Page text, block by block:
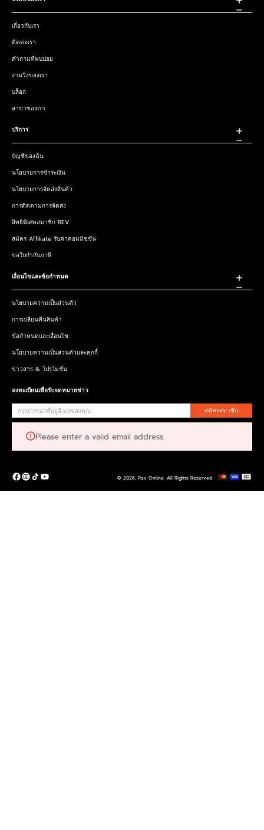
เกี่ยวกับเรา
ติดต่อเรา
คำถามที่พบบ่อย
งานวิ่งของเรา
บล็อก
สาขาของเรา
บริการ
บัญชีของฉัน
นโยบายการชำระเงิน
นโยบายการจัดส่งสินค้า
การติดตามการจัดส่ง
สิทธิพิเศษสมาชิก REV
สมัคร Affiliate รับค่าคอมมิชชั่น
ขอใบกำกับภาษี
เงื่อนไขและข้อกำหนด
นโยบายความเป็นส่วนตัว
การเปลี่ยนคืนสินค้า
ข้อกำหนดและเงื่อนไข
นโยบายความเป็นส่วนตัวและคุกกี้
ข่าวสาร & โปรโมชั่น
ลงทะเบียนเพื่อรับจดหมายข่าว
สมัครสมาชิก
Please enter a valid email address.
© 2026, Rev Online. All Rights Reserved